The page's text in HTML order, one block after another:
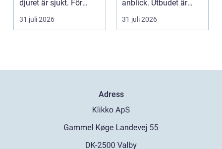
djuret är sjukt. För
många djurä...
31 juli 2026
anblick. Utbudet är
stort, standarden är
31 juli 2026
Adress